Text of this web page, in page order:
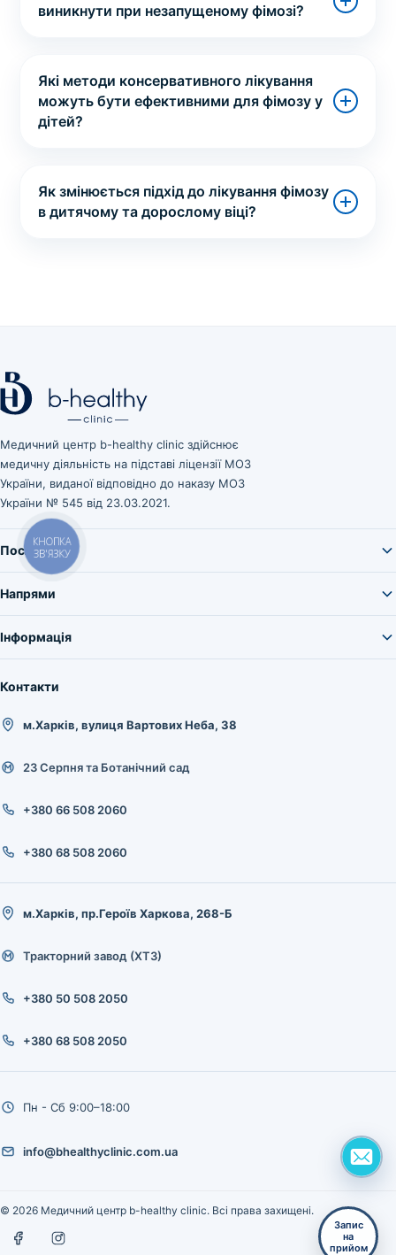
виникнути при незапущеному фімозі?
Які методи консервативного лікування
можуть бути ефективними для фімозу у
дітей?
Як змінюється підхід до лікування фімозу
в дитячому та дорослому віці?
Медичний центр b-healthy clinic здійснює
медичну діяльність на підставі ліцензії МОЗ
України, виданої відповідно до наказу МОЗ
України № 545 від 23.03.2021.
Послуги
Напрями
Інформація
Контакти
м.Харків, вулиця Вартових Неба, 38
23 Серпня та Ботанічний сад
+380 66 508 2060
+380 68 508 2060
м.Харків, пр.Героїв Харкова, 268-Б
Тракторний завод (ХТЗ)
+380 50 508 2050
+380 68 508 2050
Пн - Сб 9:00–18:00
info@bhealthyclinic.com.ua
© 2026 Медичний центр b-healthy clinic. Всі права захищені.
Запис
на
прийом
КНОПКА
ЗВ'ЯЗКУ